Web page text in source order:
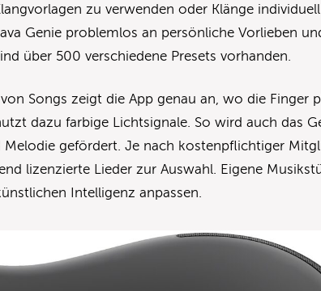
zu verwenden oder Klänge
Genie problemlos an persönliche Vorlieben
über 500 verschiedene Presets vorhanden.
Songs zeigt die App genau an, wo die Finger
dazu farbige Lichtsignale. So wird auch das
Melodie gefördert. Je nach kostenpflichtiger
lizenzierte Lieder zur Auswahl. Eigene
Intelligenz anpassen.